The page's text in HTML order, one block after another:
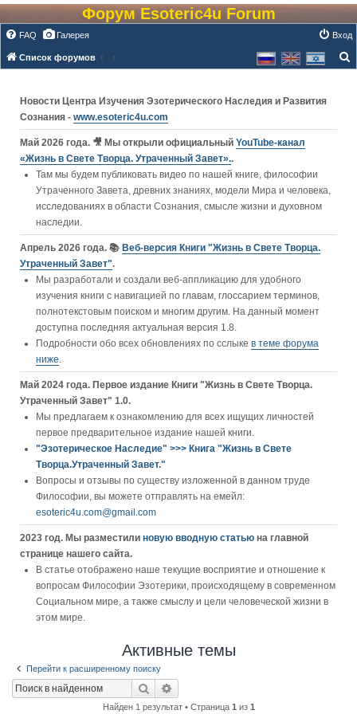
Форум Esoteric4u Forum
FAQ Галерея Вход
Список форумов
Новости Центра Изучения Эзотерического Наследия и Развития
Сознания - www.esoteric4u.com
Май 2026 года. 🎥 Мы открыли официальный YouTube‑канал
«Жизнь в Свете Творца. Утраченный Завет»..
Там мы будем публиковать видео по нашей книге, философии
Утраченного Завета, древних знаниях, модели Мира и человека,
исследованиях в области Сознания, смысле жизни и духовном
наследии.
Апрель 2026 года. 📚 Веб-версия Книги "Жизнь в Свете Творца.
Утраченный Завет".
Мы разработали и создали веб-аппликацию для удобного
изучения книги c навигацией по главам, глоссарием терминов,
полнотекстовым поиском и многим другим. На данный момент
доступна последняя актуальная версия 1.8.
Подробности обо всех обновлениях по сслыке в теме форума
ниже.
Май 2024 года. Первое издание Книги "Жизнь в Свете Творца.
Утраченный Завет" 1.0.
Мы предлагаем к ознакомлению для всех ищущих личностей
первое предварительное издание нашей книги.
"Эзотерическое Наследие" >>> Книга "Жизнь в Свете
Творца.Утраченный Завет."
Вопросы и отзывы по существу изложенной в данном труде
Философии, вы можете отправлять на емейл:
esoteric4u.com@gmail.com
2023 год. Мы разместили новую вводную статью на главной
странице нашего сайта.
В статье отображено наше текущие восприятие и отношение к
вопросам Философии Эзотерики, происходящему в современном
Социальном мире, а также смыслу и цели человеческой жизни в
этом мире.
Активные темы
Перейти к расширенному поиску
Поиск
Найден 1 результат • Страница 1 из 1